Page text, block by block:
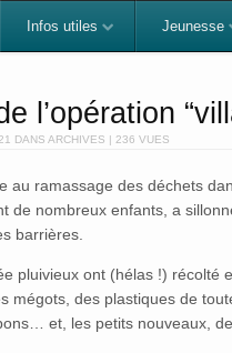
Infos utiles Jeunesse
l’opération
DANS ARCHIVES | 236 VUES
au ramassage des déchets
de nombreux enfants, a
barrières.
pluivieux ont (hélas !) récolté
mégots, des plastiques de
et, les petits nouveaux,